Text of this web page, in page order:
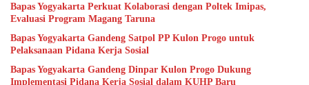
Bapas Yogyakarta Perkuat Kolaborasi dengan Poltek Imipas,
Evaluasi Program Magang Taruna
Bapas Yogyakarta Gandeng Satpol PP Kulon Progo untuk
Pelaksanaan Pidana Kerja Sosial
Bapas Yogyakarta Gandeng Dinpar Kulon Progo Dukung
Implementasi Pidana Kerja Sosial dalam KUHP Baru